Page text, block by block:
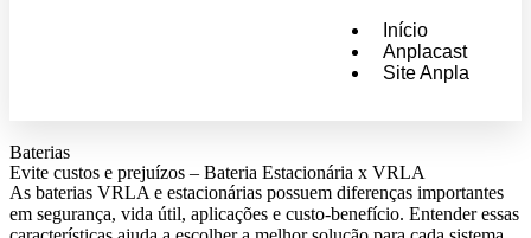
Início
Anplacast
Site Anpla
Baterias
Evite custos e prejuízos – Bateria Estacionária x VRLA
As baterias VRLA e estacionárias possuem diferenças importantes
em segurança, vida útil, aplicações e custo-benefício. Entender essas